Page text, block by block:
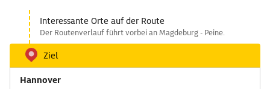
Interessante Orte auf der Route
Der Routenverlauf führt vorbei an Magdeburg - Peine.
Ziel
Hannover